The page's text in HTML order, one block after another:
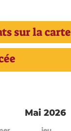
sur la carte
Mai 2026